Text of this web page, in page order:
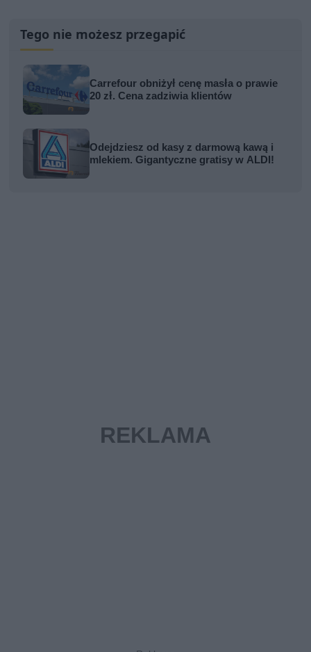
Tego nie możesz przegapić
Carrefour obniżył cenę masła o prawie
20 zł. Cena zadziwia klientów
Odejdziesz od kasy z darmową kawą i
mlekiem. Gigantyczne gratisy w ALDI!